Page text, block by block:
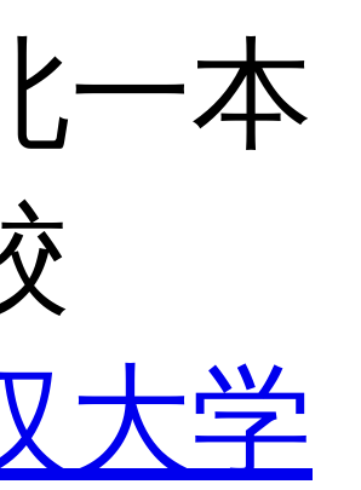
一本
大学